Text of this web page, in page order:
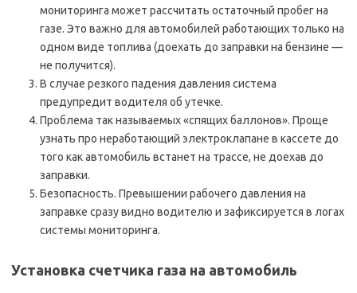
мониторинга может рассчитать остаточный пробег на
газе. Это важно для автомобилей работающих только на
одном виде топлива (доехать до заправки на бензине —
не получится).
В случае резкого падения давления система
предупредит водителя об утечке.
Проблема так называемых «спящих баллонов». Проще
узнать про неработающий электроклапане в кассете до
того как автомобиль встанет на трассе, не доехав до
заправки.
Безопасность. Превышении рабочего давления на
заправке сразу видно водителю и зафиксируется в логах
системы мониторинга.
Установка счетчика газа на автомобиль